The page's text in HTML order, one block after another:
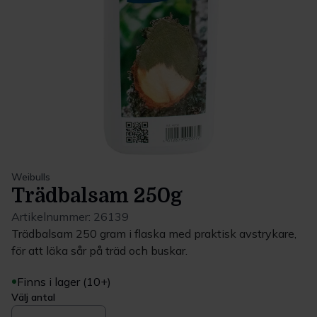
Weibulls
Trädbalsam 250g
Artikelnummer: 26139
Trädbalsam 250 gram i flaska med praktisk avstrykare,
för att läka sår på träd och buskar.
Finns i lager (10+)
Välj antal